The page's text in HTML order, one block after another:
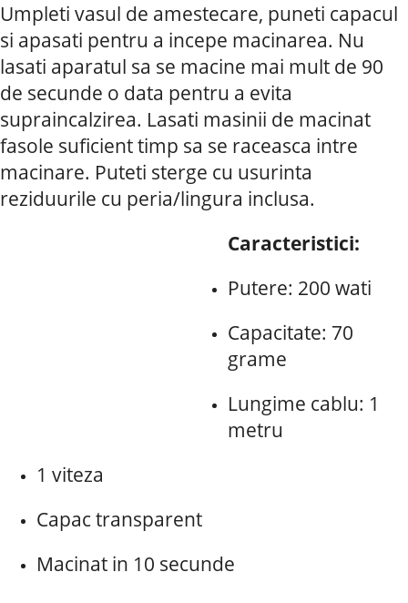
Umpleti vasul de amestecare, puneti capacul
si apasati pentru a incepe macinarea. Nu
lasati aparatul sa se macine mai mult de 90
de secunde o data pentru a evita
supraincalzirea. Lasati masinii de macinat
fasole suficient timp sa se raceasca intre
macinare. Puteti sterge cu usurinta
reziduurile cu peria/lingura inclusa.
Caracteristici:
Putere: 200 wati
Capacitate: 70
grame
Lungime cablu: 1
metru
1 viteza
Capac transparent
Macinat in 10 secunde